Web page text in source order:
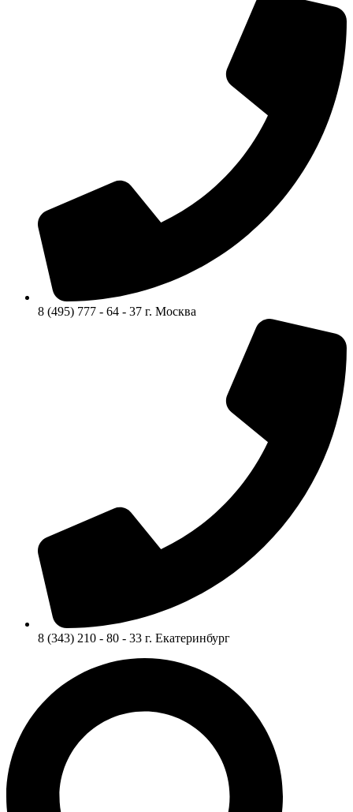
8 (495) 777 - 64 - 37 г. Москва
8 (343) 210 - 80 - 33 г. Екатеринбург